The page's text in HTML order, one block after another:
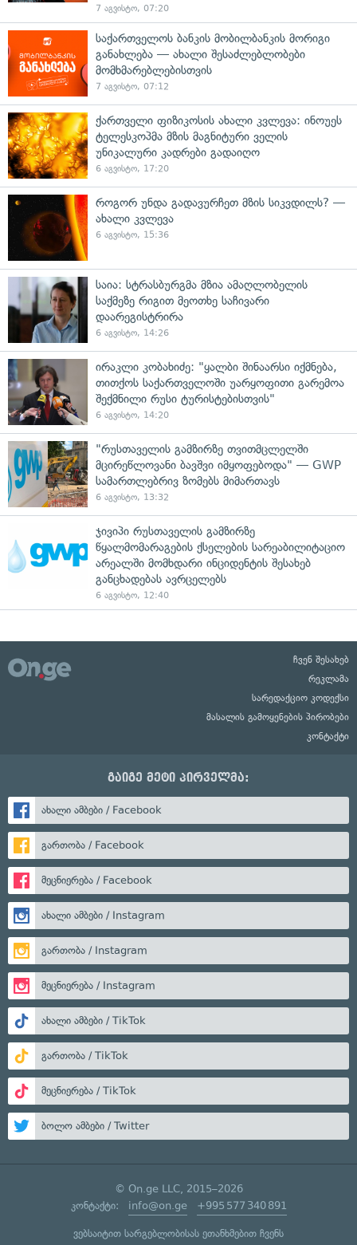
7 აგვისტო, 07:20
საქართველოს ბანკის მობილბანკის მორიგი
განახლება — ახალი შესაძლებლობები
მომხმარებლებისთვის
7 აგვისტო, 07:12
ქართველი ფიზიკოსის ახალი კვლევა: ინოუეს
ტელესკოპმა მზის მაგნიტური ველის
უნიკალური კადრები გადაიღო
6 აგვისტო, 17:20
როგორ უნდა გადავურჩეთ მზის სიკვდილს? —
ახალი კვლევა
6 აგვისტო, 15:36
საია: სტრასბურგმა მზია ამაღლობელის
საქმეზე რიგით მეოთხე საჩივარი
დაარეგისტრირა
6 აგვისტო, 14:26
ირაკლი კობახიძე: "ყალბი შინაარსი იქმნება,
თითქოს საქართველოში უარყოფითი გარემოა
შექმნილი რუსი ტურისტებისთვის"
6 აგვისტო, 14:20
"რუსთაველის გამზირზე თვითმცლელში
მცირეწლოვანი ბავშვი იმყოფებოდა" — GWP
სამართლებრივ ზომებს მიმართავს
6 აგვისტო, 13:32
ჯივიპი რუსთაველის გამზირზე
წყალმომარაგების ქსელების სარეაბილიტაციო
არეალში მომხდარი ინციდენტის შესახებ
განცხადებას ავრცელებს
6 აგვისტო, 12:40
ჩვენ შესახებ
რეკლამა
სარედაქციო კოდექსი
მასალის გამოყენების პირობები
კონტაქტი
გაიგე მეტი პირველმა:
ახალი ამბები / Facebook
გართობა / Facebook
მეცნიერება / Facebook
ახალი ამბები / Instagram
გართობა / Instagram
მეცნიერება / Instagram
ახალი ამბები / TikTok
გართობა / TikTok
მეცნიერება / TikTok
ბოლო ამბები / Twitter
© On.ge LLC, 2015–2026
კონტაქტი: info@on.ge +995 577 340 891
ვებსაიტით სარგებლობისას ეთანხმებით ჩვენს